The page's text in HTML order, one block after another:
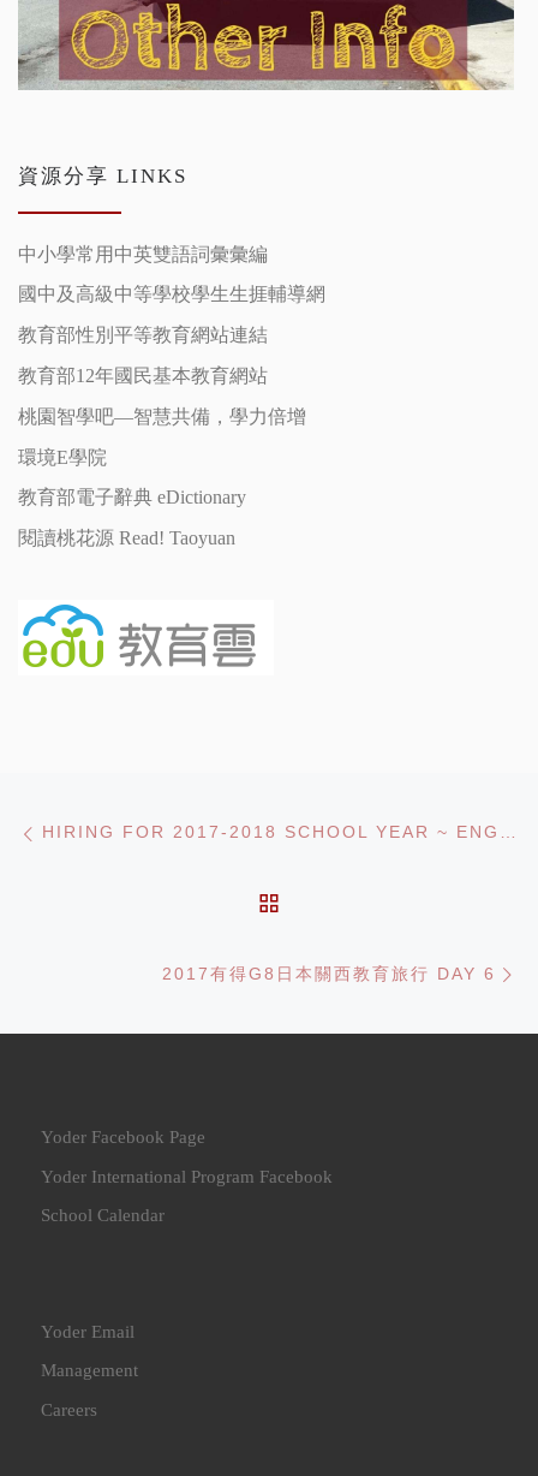
資源分享 LINKS
中小學常用中英雙語詞彙彙編
國中及高級中等學校學生生捱輔導網
教育部性別平等教育網站連結
教育部12年國民基本教育網站
桃園智學吧—智慧共備，學力倍增
環境E學院
教育部電子辭典 eDictionary
閱讀桃花源 Read! Taoyuan
HIRING FOR 2017-2018 SCHOOL YEAR ~ ENGLISH TEACHERS
2017有得G8日本關西教育旅行 DAY 6
Yoder Facebook Page
Yoder International Program Facebook
School Calendar
Yoder Email
Management
Careers